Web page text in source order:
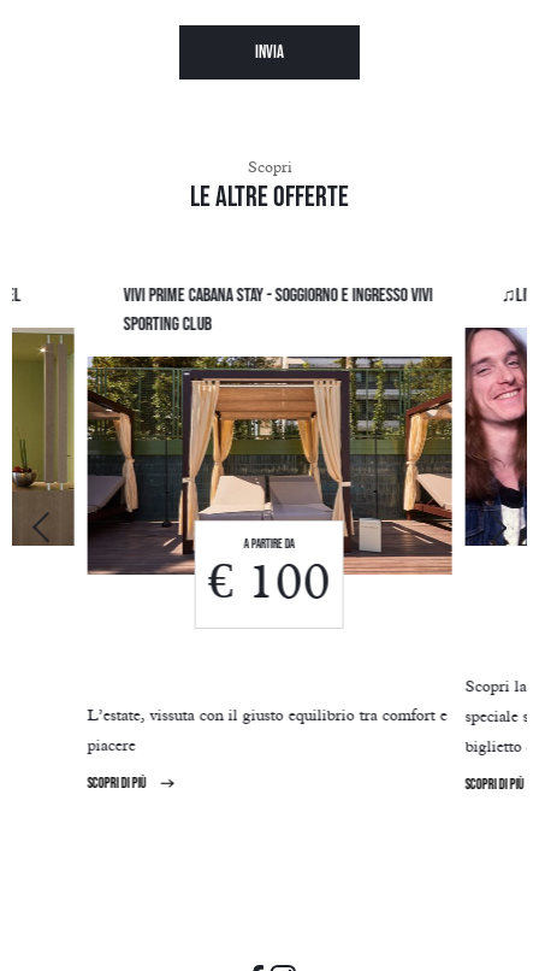
Scopri
Le altre offerte
VIVI Prime Cabana Stay - Soggiorno e ingresso VIVI
Sporting Club
L’estate, vissuta con il giusto equilibrio tra comfort e
piacere
A partire da
€ 100
scopri di più
Scopri la
speciale
biglietto
scopri di più